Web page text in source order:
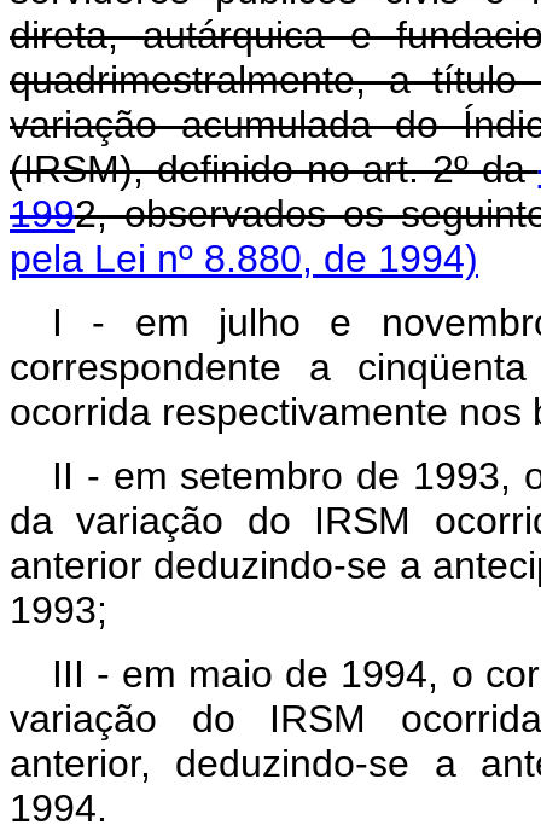
direta, autárquica e
quadrimestralmente, a
variação acumulada do
(IRSM), definido no art. 2º da
1992, observados os
pela Lei nº 8.880, de 1994)
I - em julho e
correspondente a
ocorrida respectivamente
II - em setembro de 1993,
da variação do IRSM
anterior deduzindo-se a
1993;
III - em maio de 1994, o
variação do IRSM
anterior, deduzindo-se a
1994.